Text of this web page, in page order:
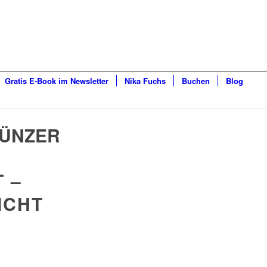
Gratis E-Book im Newsletter Nika Fuchs Buchen Blog
–